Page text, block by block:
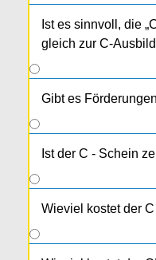
Bis zum 21.
7,5 t lenken,
Klasse C mit der
Ist es sinnvoll, die
gleich zur C-
Gibt es
Ist der C - Schein
Wieviel kostet der